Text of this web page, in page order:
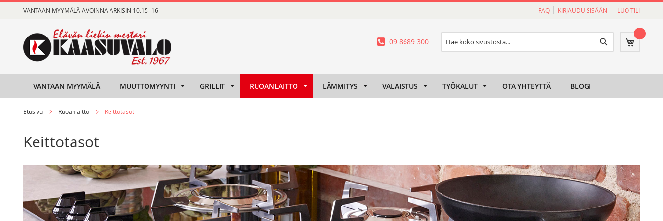
to
VANTAAN MYYMÄLÄ AVOINNA ARKISIN 10.15 -16 FAQ KIRJAUDU SISÄÄN LUO TILI
Ostoskori
Haku
09 8689 300
VANTAAN MYYMÄLÄ MUUTTOMYYNTI GRILLIT RUOANLAITTO LÄMMITYS VALAISTUS TYÖKALUT OTA YHTEYTTÄ BLOGI
Etusivu Ruoanlaitto Keittotasot
Keittotasot